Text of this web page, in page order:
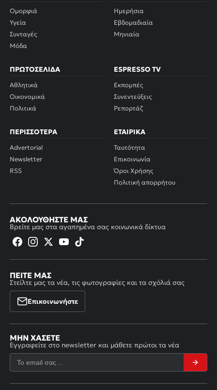
Ομορφιά
Υγεία
Συνταγές
Μόδα
Ημερήσια
Εβδομαδιαία
Μηνιαία
ΠΡΩΤΟΣΈΛΙΔΑ
Αθλητικά
Οικονομικά
Πολιτικά
ESPRESSO TV
Εκπομπές
Συνεντεύξεις
Ρεπορτάζ
ΠΕΡΙΣΣΌΤΕΡΑ
Advertorial
Newsletter
RSS
ΕΤΑΙΡΙΚΆ
Ταυτότητα
Επικοινωνία
Όροι Χρήσης
Πολιτική απορρήτου
ΑΚΟΛΟΥΘΉΣΤΕ ΜΑΣ
Βρείτε μας στα αγαπημένα σας κοινωνικά δίκτυα
ΠΕΊΤΕ ΜΑΣ
Στείλτε μας τα νέα, τις φωτογραφίες και τα σχόλιά σας
Επικοινωνήστε
ΜΗΝ ΧΆΣΕΤΕ
Εγγραφείτε στο newsletter και μάθετε πρώτοι τα νέα